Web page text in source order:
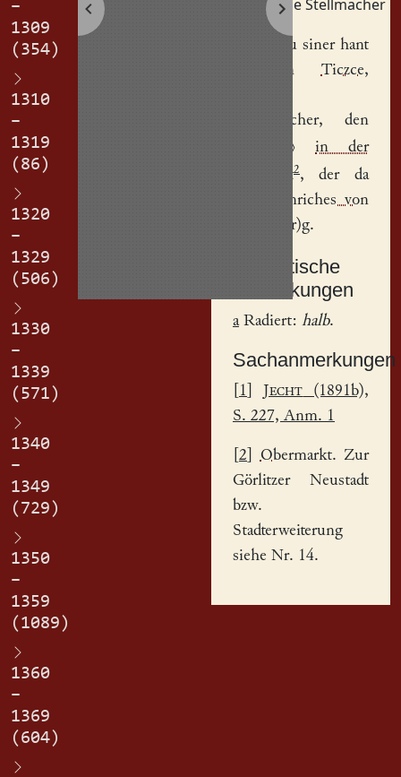
–
1309
(354)
1310
–
1319
(86)
1320
–
1329
(506)
1330
–
1339
(571)
1340
–
1349
(729)
1350
–
1359
(1089)
1360
–
1369
(604)
Tietze Stellmacher
Iz hat zcu siner hant
genumenTiczce,
Stellemecher, den
⟩
in der
uenstat2, der da
Heinriches von
Sidenb(er)g.
Textkritische
Anmerkungen
aRadiert: halb.
Sachanmerkungen
1 Jecht (1891b),
S. 227, Anm. 1
2 ]Obermarkt. Zur
Görlitzer Neustadt
bzw.
Stadterweiterung
siehe Nr. 14.